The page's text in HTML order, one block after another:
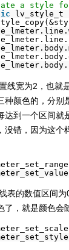
a style
lv_style_t
种颜色的，分别
达到一个区间就
没错，因为这个
了，就是颜色会